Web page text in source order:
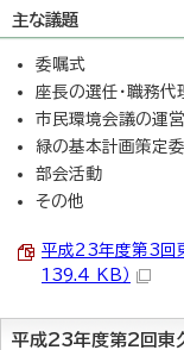
主な議題
委嘱式
座長の選任・職務代
市民環境会議の運
緑の基本計画策定
部会活動
その他
平成23年度第3回
139.4 KB）
平成23年度第2回東